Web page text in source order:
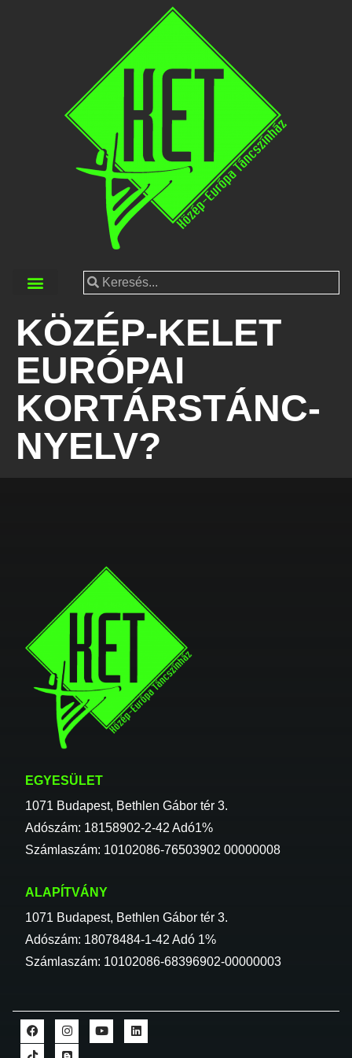
KÖZÉP-KELET
EURÓPAI
KORTÁRSTÁNC-
NYELV?
EGYESÜLET
1071 Budapest, Bethlen Gábor tér 3.
Adószám: 18158902-2-42 Adó1%
Számlaszám: 10102086-76503902 00000008
ALAPÍTVÁNY
1071 Budapest, Bethlen Gábor tér 3.
Adószám: 18078484-1-42 Adó 1%
Számlaszám: 10102086-68396902-00000003